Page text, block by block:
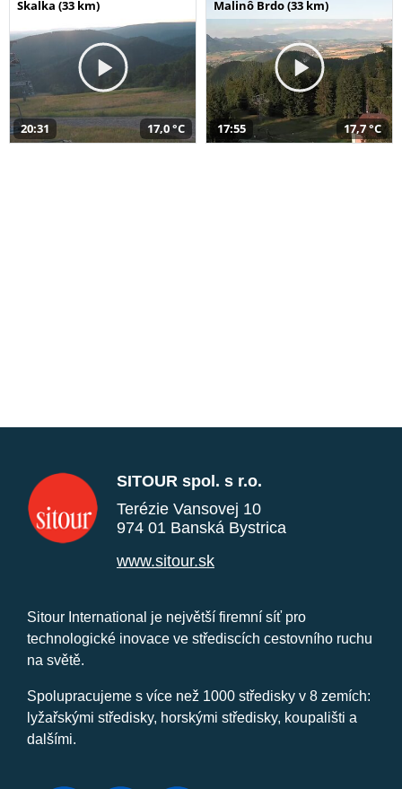
Skalka (33 km)
20:31 17,0 °C
Malinô Brdo (33 km)
17:55 17,7 °C
SITOUR spol. s r.o.
Terézie Vansovej 10
974 01 Banská Bystrica
www.sitour.sk
Sitour International je největší firemní síť pro
technologické inovace ve střediscích cestovního ruchu
na světě.
Spolupracujeme s více než 1000 středisky v 8 zemích:
lyžařskými středisky, horskými středisky, koupališti a
dalšími.